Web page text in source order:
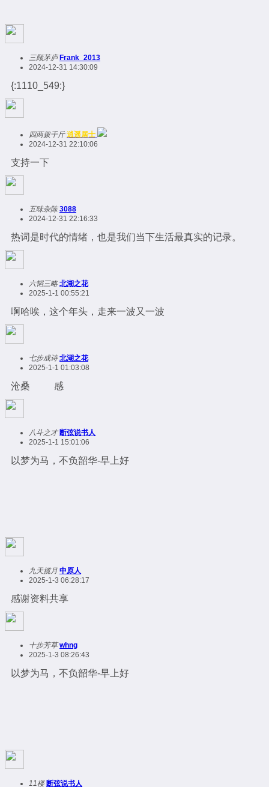
三顾茅庐 Frank_2013
2024-12-31 14:30:09
{:1110_549:}
四两拨千斤 逍遥居士
2024-12-31 22:10:06
支持一下
五味杂陈 3088
2024-12-31 22:16:33
热词是时代的情绪，也是我们当下生活最真实的记录。
六韬三略 北湖之花
2025-1-1 00:55:21
啊哈唉，这个年头，走来一波又一波
七步成诗 北湖之花
2025-1-1 01:03:08
沧桑 感
八斗之才 断弦说书人
2025-1-1 15:01:06
以梦为马，不负韶华-早上好
九天揽月 中原人
2025-1-3 06:28:17
感谢资料共享
十步芳草 whng
2025-1-3 08:26:43
以梦为马，不负韶华-早上好
11楼 断弦说书人